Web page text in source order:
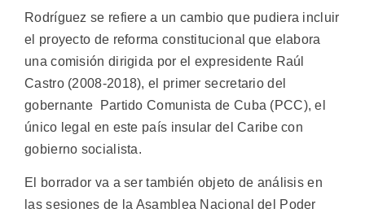
Rodríguez se refiere a un cambio que pudiera incluir
el proyecto de reforma constitucional que elabora
una comisión dirigida por el expresidente Raúl
Castro (2008-2018), el primer secretario del
gobernante Partido Comunista de Cuba (PCC), el
único legal en este país insular del Caribe con
gobierno socialista.
El borrador va a ser también objeto de análisis en
las sesiones de la Asamblea Nacional del Poder